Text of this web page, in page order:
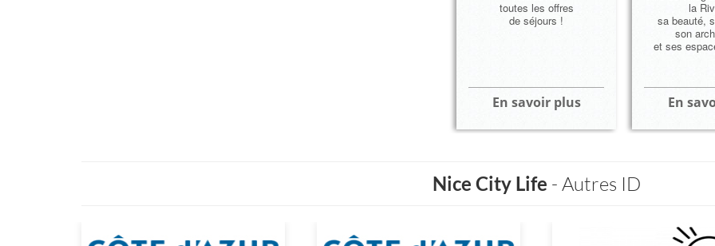
toutes les offres
de séjours !
En savoir plus
la
sa beauté,
son
et ses
En
Nice City Life - Autres ID